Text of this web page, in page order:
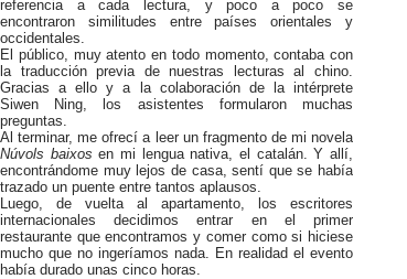
referencia a cada lectura, y poco a poco se
encontraron similitudes entre países orientales y
occidentales.
El público, muy atento en todo momento, contaba con
la traducción previa de nuestras lecturas al chino.
Gracias a ello y a la colaboración de la intérprete
Siwen Ning, los asistentes formularon muchas
preguntas.
Al terminar, me ofrecí a leer un fragmento de mi novela
Núvols baixos en mi lengua nativa, el catalán. Y allí,
encontrándome muy lejos de casa, sentí que se había
trazado un puente entre tantos aplausos.
Luego, de vuelta al apartamento, los escritores
internacionales decidimos entrar en el primer
restaurante que encontramos y comer como si hiciese
mucho que no ingeríamos nada. En realidad el evento
había durado unas cinco horas.